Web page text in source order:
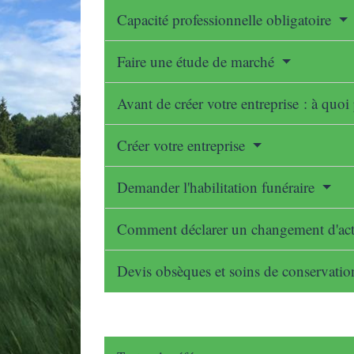
Capacité professionnelle obligatoire
Faire une étude de marché
Avant de créer votre entreprise : à quoi
Créer votre entreprise
Demander l'habilitation funéraire
Comment déclarer un changement
Devis obsèques et soins de